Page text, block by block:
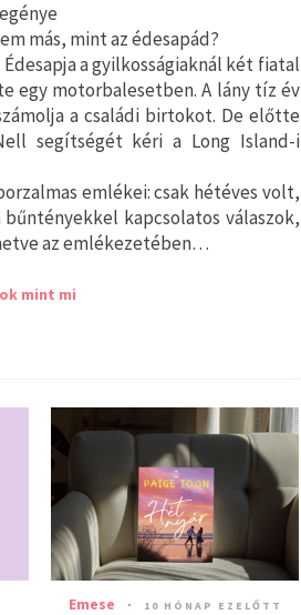
más, mint az édesapád?
a gyilkosságiaknál két fiatal
egy motorbalesetben. A lány tíz év
a családi birtokot. De előtte
segítségét kéri a Long Island-i
emlékei: csak hétéves volt,
kapcsolatos válaszok,
az emlékezetében…
mint mi
Emese 10 HÓNAP EZELŐTT